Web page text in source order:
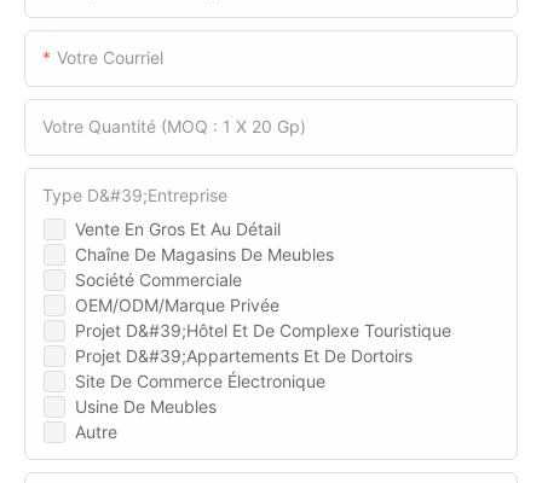
Votre Courriel
Votre Quantité (MOQ : 1 X 20 Gp)
Vente En Gros Et Au Détail
Chaîne De Magasins De Meubles
Société Commerciale
OEM/ODM/Marque Privée
Projet D&#39;hôtel Et De Complexe Touristique
Projet D&#39;appartements Et De Dortoirs
Site De Commerce Électronique
Usine De Meubles
Autre
Type D&#39;entreprise